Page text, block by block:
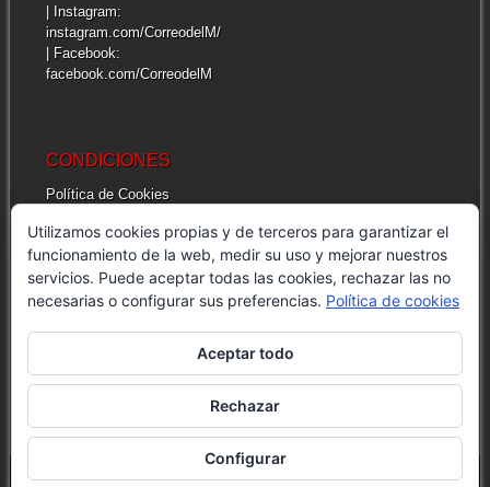
| Instagram:
instagram.com/CorreodelM/
| Facebook:
facebook.com/CorreodelM
CONDICIONES
Política de Cookies
Cuestiones legales de interés
INFORMACIÓN GENERAL
| Correo del Mar
| Dirección: Av. Moulay Rachid, 22 – 1. 93215
Martil, Morocco
| E-mail: info@correodelmar.ma
© CORREO DEL MAR
Utilizamos cookies propias y de terceros para garantizar el
funcionamiento de la web, medir su uso y mejorar nuestros
servicios. Puede aceptar todas las cookies, rechazar las no
necesarias o configurar sus preferencias. Política de cookies
Aceptar todo
Rechazar
Configurar